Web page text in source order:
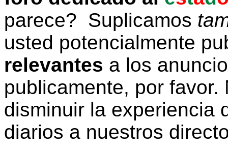
parece? Suplicamos
usted potencialmente
relevantes a los
publicamente, por
disminuir la experiencia
diarios a nuestros